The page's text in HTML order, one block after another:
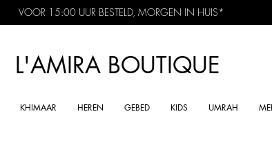
VOOR 15:00 UUR BESTELD, MORGEN IN HUIS*
L'AMIRA BOUTIQUE
KHIMAAR HEREN GEBED KIDS UMRAH